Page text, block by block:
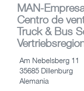
MAN-
Centro de
Truck & Bus
Am Nebelsberg 11
35685 Dillenburg
Alemania